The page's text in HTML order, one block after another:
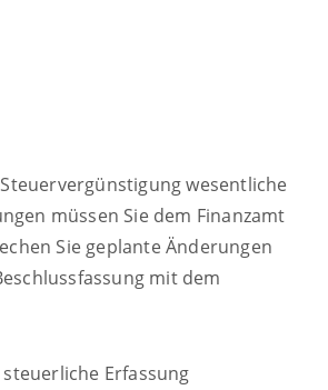
wesentliche
müssen Sie dem Finanzamt
Sie geplante Änderungen
mit dem
Erfassung